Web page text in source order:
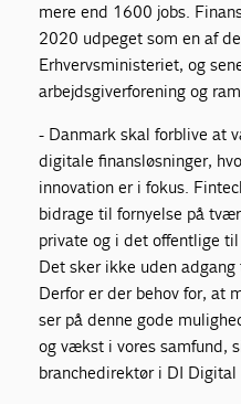
mere end 1600 jobs.
2020 udpeget som en af
Erhvervsministeriet, og
arbejdsgiverforening og
- Danmark skal forblive at
digitale finansløsninger,
innovation er i fokus.
bidrage til fornyelse på
private og i det offentlige
Det sker ikke uden
Derfor er der behov for, at
ser på denne gode
og vækst i vores samfund,
branchedirektør i DI Digital